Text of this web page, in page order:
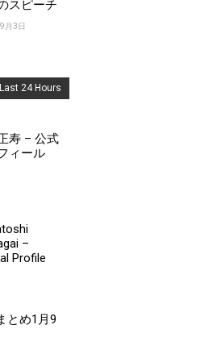
スピーチ
月3日
Last 24 Hours
寿 – 公式
ィール
–
Profile
とめ1月9